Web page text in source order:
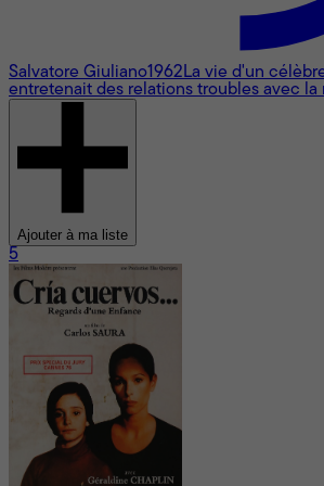
Salvatore Giuliano1962La vie d'un
entretenait des relations troubles avec la
Ajouter à ma liste
5